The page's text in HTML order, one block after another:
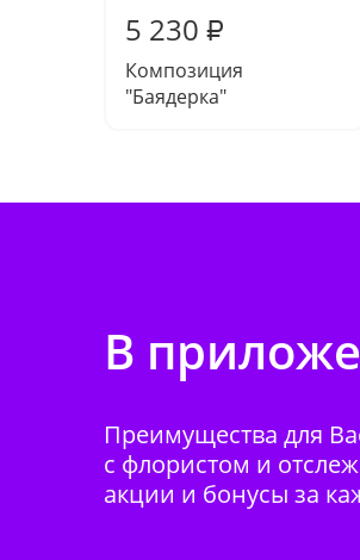
5 230 ₽
Композиция
"Баядерка"
В
Преимущества для
с флористом и
акции и бонусы за